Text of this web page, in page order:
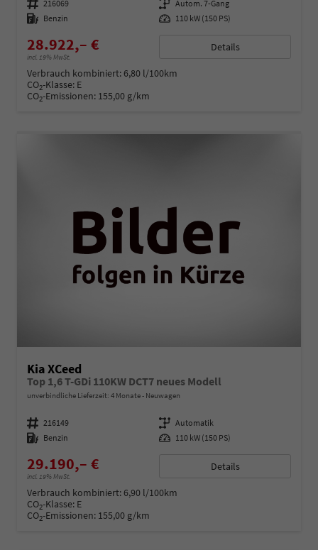
Fahrzeugnummer 216069 Getriebe Autom. 7-Gang
Kraftstoff Benzin Leistung 110 kW (150 PS)
28.922,– €
incl. 19% MwSt.
Details
Verbrauch kombiniert:6,80 l/100km
CO2-Klasse: E
CO2-Emissionen: 155,00 g/km
Kia XCeed
Top 1,6 T-GDi 110KW DCT7 neues Modell
unverbindliche Lieferzeit: 4 Monate Neuwagen
Fahrzeugnummer 216149 Getriebe Automatik
Kraftstoff Benzin Leistung 110 kW (150 PS)
29.190,– €
incl. 19% MwSt.
Details
Verbrauch kombiniert:6,90 l/100km
CO2-Klasse: E
CO2-Emissionen: 155,00 g/km